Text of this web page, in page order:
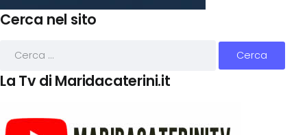
Cerca nel sito
La Tv di Maridacaterini.it